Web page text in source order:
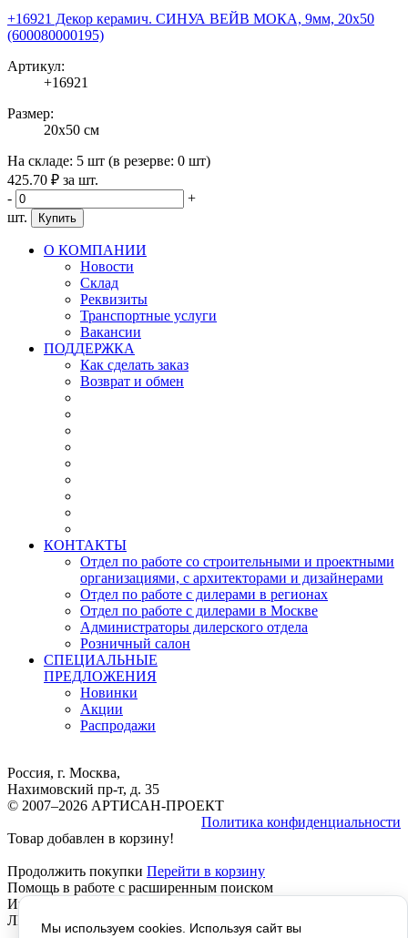
+16921 Декор керамич. СИНУА ВЕЙВ МОКА, 9мм, 20x50
(600080000195)
Артикул:
+16921
Размер:
20x50 см
На складе: 5 шт (в резерве: 0 шт)
425.70 ₽ за шт.
-
+
шт.
Купить
О КОМПАНИИ
Новости
Склад
Реквизиты
Транспортные услуги
Вакансии
ПОДДЕРЖКА
Как сделать заказ
Возврат и обмен
КОНТАКТЫ
Отдел по работе со строительными и проектными
организациями, с архитекторами и дизайнерами
Отдел по работе с дилерами в регионах
Отдел по работе с дилерами в Москве
Администраторы дилерского отдела
Розничный салон
СПЕЦИАЛЬНЫЕ
ПРЕДЛОЖЕНИЯ
Новинки
Акции
Распродажи
Россия, г. Москва,
Нахимовский пр-т, д. 35
© 2007–2026 АРТИСАН-ПРОЕКТ
Политика конфиденциальности
Товар добавлен в корзину!
Продолжить покупки Перейти в корзину
Помощь в работе с расширенным поиском
Инструкция расширенный Поиск, работает везде, КРОМЕ
ЛИЧНОГО КАБИНЕТА, там не отображается текст!
Мы используем cookies. Используя сайт вы